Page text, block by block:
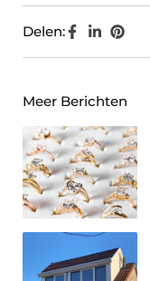
Delen:
Meer Berichten